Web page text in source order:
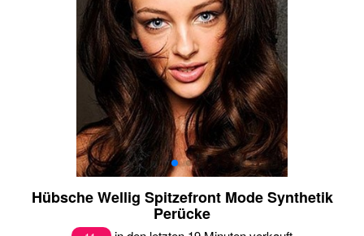
Hübsche Wellig Spitzefront Mode Synthetik
Perücke